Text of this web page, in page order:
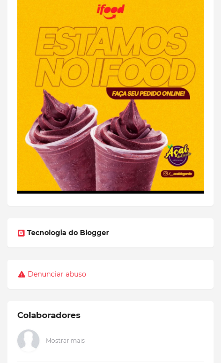
Tecnologia do Blogger
Denunciar abuso
Colaboradores
Mostrar mais